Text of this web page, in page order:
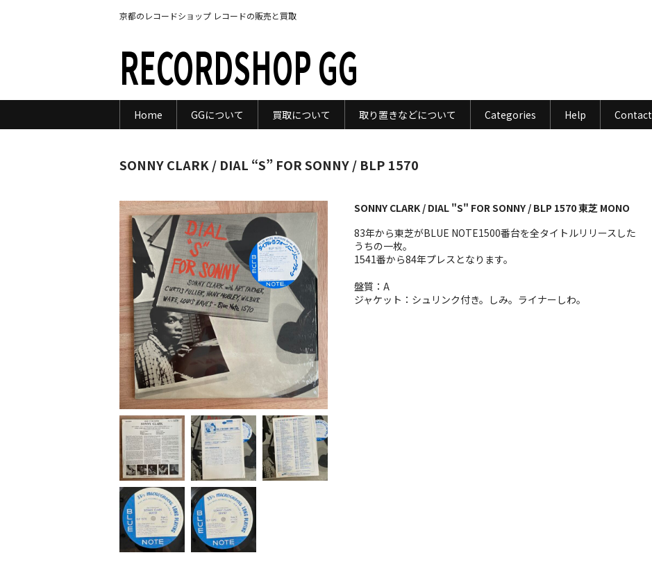
京都のレコードショップ レコードの販売と買取
RECORDSHOP GG
Home GGについて 買取について 取り置きなどについて Categories Help Contact
SONNY CLARK / DIAL “S” FOR SONNY / BLP 1570
SONNY CLARK / DIAL "S" FOR SONNY / BLP 1570 東芝 MONO
83年から東芝がBLUE NOTE1500番台を全タイトルリリースした
うちの一枚。
1541番から84年プレスとなります。
盤質：A
ジャケット：シュリンク付き。しみ。ライナーしわ。